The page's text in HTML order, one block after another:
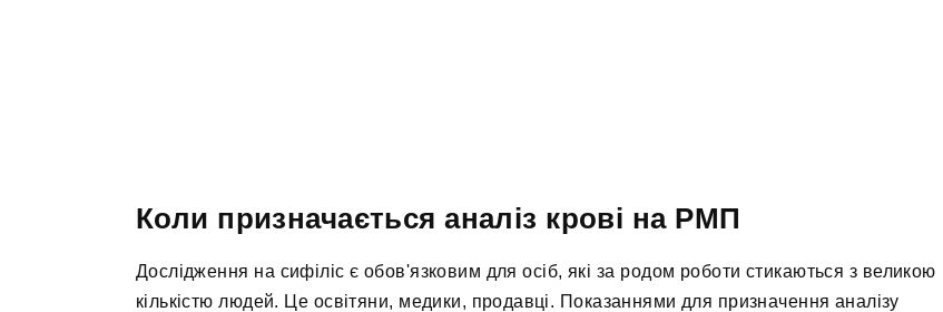
Коли призначається аналіз крові на РМП
Дослідження на сифіліс є обов'язковим для осіб, які за родом роботи стикаються з великою
кількістю людей. Це освітяни, медики, продавці. Показаннями для призначення аналізу